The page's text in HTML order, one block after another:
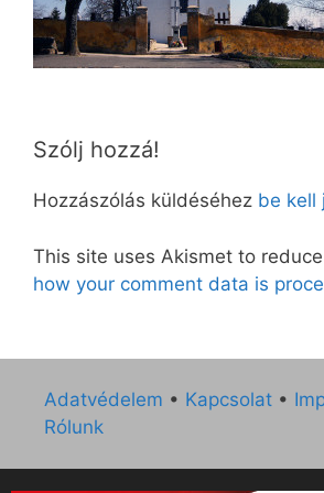
Szólj hozzá!
Hozzászólás küldéséhez be kell
This site uses Akismet to
how your comment data is
Adatvédelem • Kapcsolat •
Rólunk